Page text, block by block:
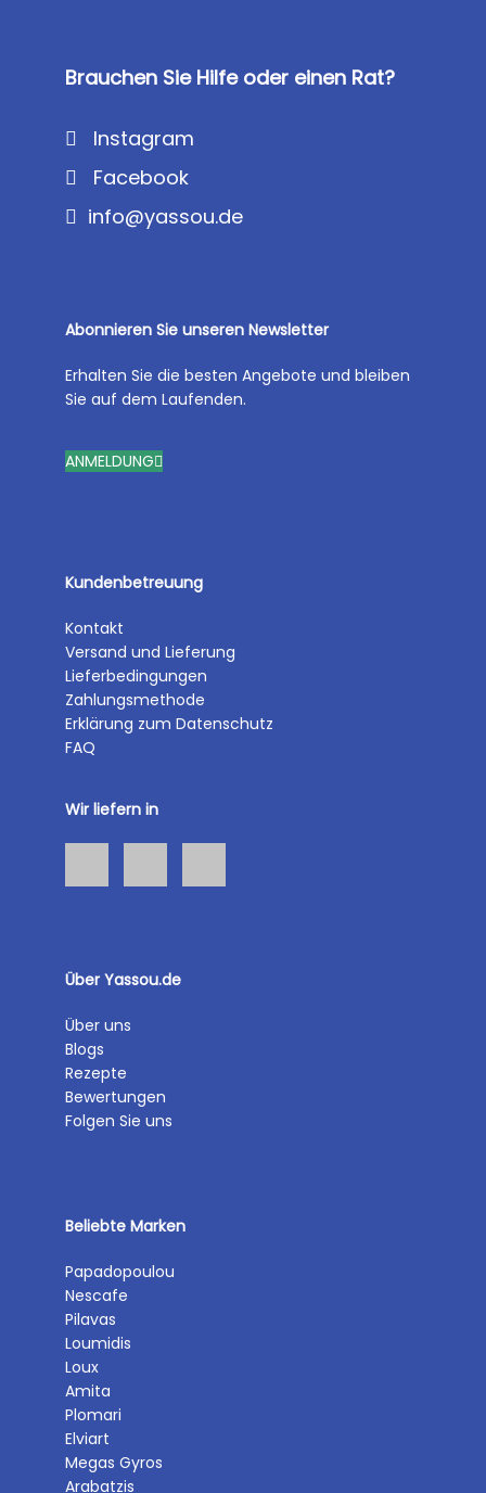
Brauchen Sie Hilfe oder einen Rat?
Instagram
Facebook
info@yassou.de
Abonnieren Sie unseren Newsletter
Erhalten Sie die besten Angebote und bleiben
Sie auf dem Laufenden.
ANMELDUNG
Kundenbetreuung
Kontakt
Versand und Lieferung
Lieferbedingungen
Zahlungsmethode
Erklärung zum Datenschutz
FAQ
Wir liefern in
Über Yassou.de
Über uns
Blogs
Rezepte
Bewertungen
Folgen Sie uns
Beliebte Marken
Papadopoulou
Nescafe
Pilavas
Loumidis
Loux
Amita
Plomari
Elviart
Megas Gyros
Arabatzis